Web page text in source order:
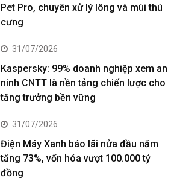
Pet Pro, chuyên xử lý lông và mùi thú
cưng
31/07/2026
Kaspersky: 99% doanh nghiệp xem an
ninh CNTT là nền tảng chiến lược cho
tăng trưởng bền vững
31/07/2026
Điện Máy Xanh báo lãi nửa đầu năm
tăng 73%, vốn hóa vượt 100.000 tỷ
đồng